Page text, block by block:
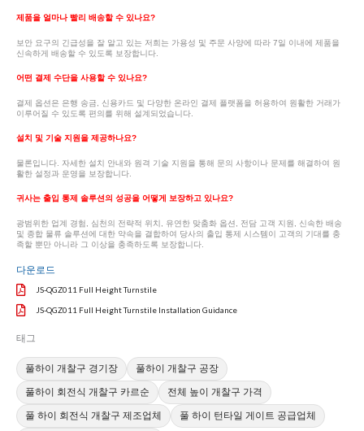
제품을 얼마나 빨리 배송할 수 있나요?
보안 요구의 긴급성을 잘 알고 있는 저희는 가용성 및 주문 사양에 따라 7일 이내에 제품을
신속하게 배송할 수 있도록 보장합니다.
어떤 결제 수단을 사용할 수 있나요?
결제 옵션은 은행 송금, 신용카드 및 다양한 온라인 결제 플랫폼을 허용하여 원활한 거래가
이루어질 수 있도록 편의를 위해 설계되었습니다.
설치 및 기술 지원을 제공하나요?
물론입니다. 자세한 설치 안내와 원격 기술 지원을 통해 문의 사항이나 문제를 해결하여 원
활한 설정과 운영을 보장합니다.
귀사는 출입 통제 솔루션의 성공을 어떻게 보장하고 있나요?
광범위한 업계 경험, 심천의 전략적 위치, 유연한 맞춤화 옵션, 전담 고객 지원, 신속한 배송
및 종합 물류 솔루션에 대한 약속을 결합하여 당사의 출입 통제 시스템이 고객의 기대를 충
족할 뿐만 아니라 그 이상을 충족하도록 보장합니다.
다운로드
JS-QGZ011 Full Height Turnstile
JS-QGZ011 Full Height Turnstile Installation Guidance
태그
풀하이 개찰구 경기장 풀하이 개찰구 공장
풀하이 회전식 개찰구 카르순 전체 높이 개찰구 가격
풀 하이 회전식 개찰구 제조업체 풀 하이 턴타일 게이트 공급업체